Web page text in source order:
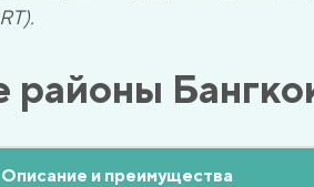
районы
Описание и преимущества